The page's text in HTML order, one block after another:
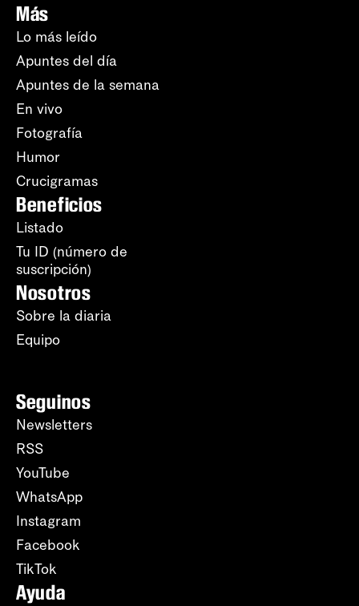
Más
Lo más leído
Apuntes del día
Apuntes de la semana
En vivo
Fotografía
Humor
Crucigramas
Beneficios
Listado
Tu ID (número de
suscripción)
Nosotros
Sobre la diaria
Equipo
Seguinos
Newsletters
RSS
YouTube
WhatsApp
Instagram
Facebook
TikTok
Ayuda